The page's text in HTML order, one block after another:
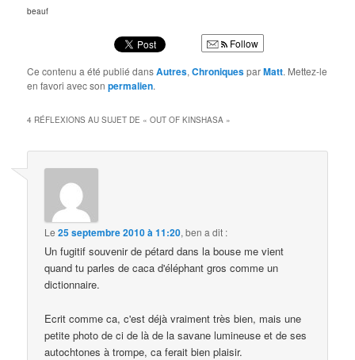
beauf
Follow
Ce contenu a été publié dansAutres,ChroniquesparMatt. Mettez-le
en favori avec sonpermalien.
4 RÉFLEXIONS AU SUJET DE «OUT OF KINSHASA »
Le25 septembre 2010 à 11:20,ben a dit :
Un fugitif souvenir de pétard dans la bouse me vient
quand tu parles de caca d'éléphant gros comme un
dictionnaire.
Ecrit comme ca, c'est déjà vraiment très bien, mais une
petite photo de ci de là de la savane lumineuse et de ses
autochtones à trompe, ca ferait bien plaisir.